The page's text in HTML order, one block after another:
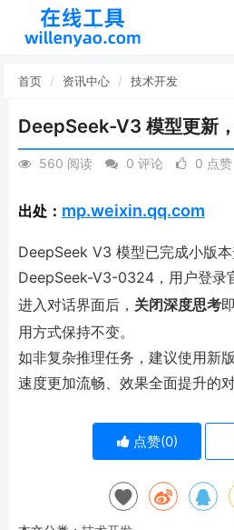
首页 资讯中心 技术开发
DeepSeek-V3 模型更新
560 阅读 0 评论 0 点赞
出处： mp.weixin.qq.com
DeepSeek V3 模型已完成小版
DeepSeek-V3-0324，用户登录
进入对话界面后， 关闭深度思考
用方式保持不变。
如非复杂推理任务，建议使用新
速度更加流畅、效果全面提升的对
点赞(0)